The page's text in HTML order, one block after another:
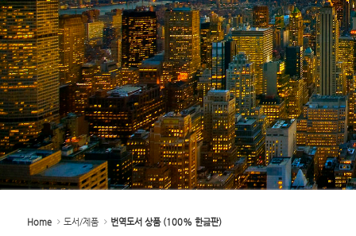
Home 도서/제품 번역도서 상품 (100% 한긆판)